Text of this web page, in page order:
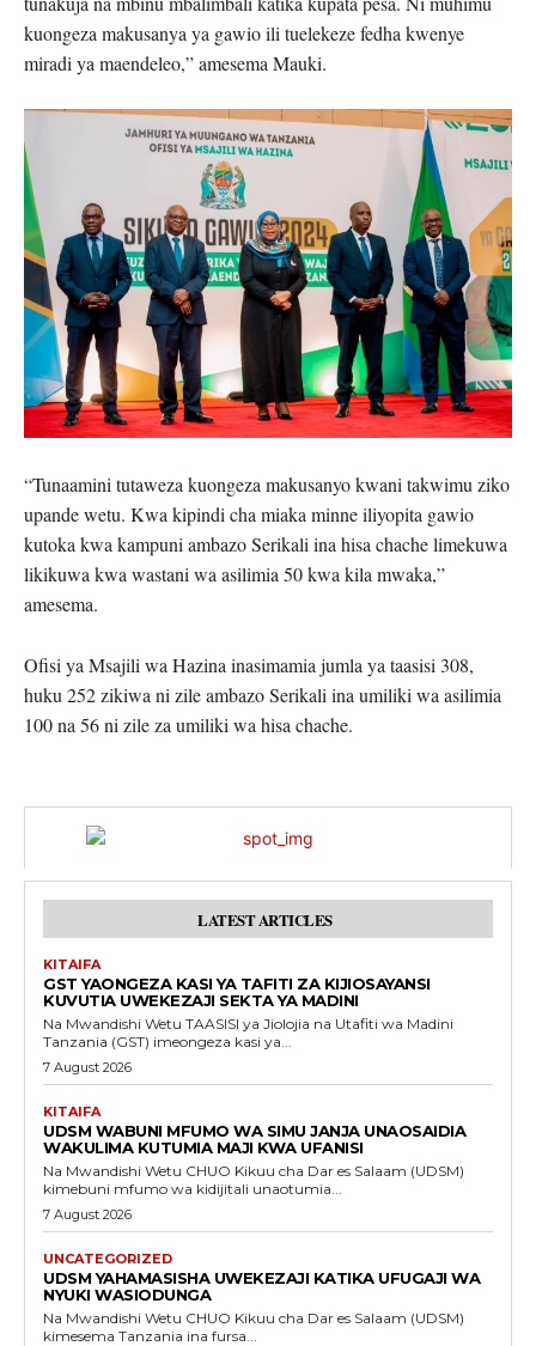
kuongeza makusanya ya gawio ili tuelekeze fedha kwenye
miradi ya maendeleo,” amesema Mauki.
“Tunaamini tutaweza kuongeza makusanyo kwani takwimu ziko
upande wetu. Kwa kipindi cha miaka minne iliyopita gawio
kutoka kwa kampuni ambazo Serikali ina hisa chache limekuwa
likikuwa kwa wastani wa asilimia 50 kwa kila mwaka,”
amesema.
Ofisi ya Msajili wa Hazina inasimamia jumla ya taasisi 308,
huku 252 zikiwa ni zile ambazo Serikali ina umiliki wa asilimia
100 na 56 ni zile za umiliki wa hisa chache.
LATEST ARTICLES
KITAIFA
GST YAONGEZA KASI YA TAFITI ZA KIJIOSAYANSI
KUVUTIA UWEKEZAJI SEKTA YA MADINI
Na Mwandishi Wetu TAASISI ya Jiolojia na Utafiti wa Madini
Tanzania (GST) imeongeza kasi ya...
7 August 2026
KITAIFA
UDSM WABUNI MFUMO WA SIMU JANJA UNAOSAIDIA
WAKULIMA KUTUMIA MAJI KWA UFANISI
Na Mwandishi Wetu CHUO Kikuu cha Dar es Salaam (UDSM)
kimebuni mfumo wa kidijitali unaotumia...
7 August 2026
UNCATEGORIZED
UDSM YAHAMASISHA UWEKEZAJI KATIKA UFUGAJI WA
NYUKI WASIODUNGA
Na Mwandishi Wetu CHUO Kikuu cha Dar es Salaam (UDSM)
kimesema Tanzania ina fursa...